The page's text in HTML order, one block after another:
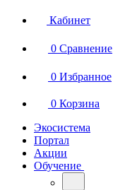
Кабинет
0 Сравнение
0 Избранное
0 Корзина
Экосистема
Портал
Акции
Обучение